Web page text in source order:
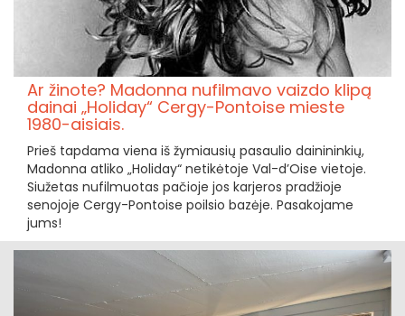
Ar žinote? Madonna nufilmavo vaizdo klipą
dainai „Holiday“ Cergy-Pontoise mieste
1980-aisiais.
Prieš tapdama viena iš žymiausių pasaulio dainininkių,
Madonna atliko „Holiday“ netikėtoje Val-d’Oise vietoje.
Siužetas nufilmuotas pačioje jos karjeros pradžioje
senojoje Cergy-Pontoise poilsio bazėje. Pasakojame
jums!